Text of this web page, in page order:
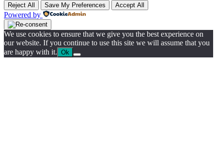
Reject All Save My Preferences Accept All
Powered by
We use cookies to ensure that we give you the best experience on
our website. If you continue to use this site we will assume that you
are happy with it. Ok